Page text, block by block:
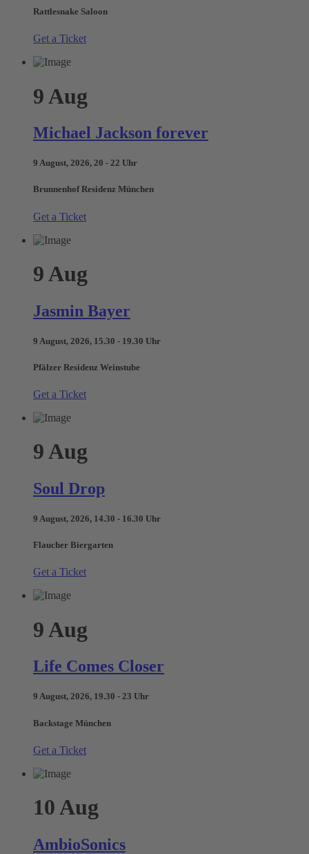
Rattlesnake Saloon
Get a Ticket
9 Aug
Michael Jackson forever
9 August, 2026, 20 - 22 Uhr
Brunnenhof Residenz München
Get a Ticket
9 Aug
Jasmin Bayer
9 August, 2026, 15.30 - 19.30 Uhr
Pfälzer Residenz Weinstube
Get a Ticket
9Aug
Soul Drop
9 August, 2026, 14.30 - 16.30 Uhr
Flaucher Biergarten
Get a Ticket
9 Aug
Life Comes Closer
9 August, 2026, 19.30 - 23 Uhr
Backstage München
Get a Ticket
10Aug
AmbioSonics